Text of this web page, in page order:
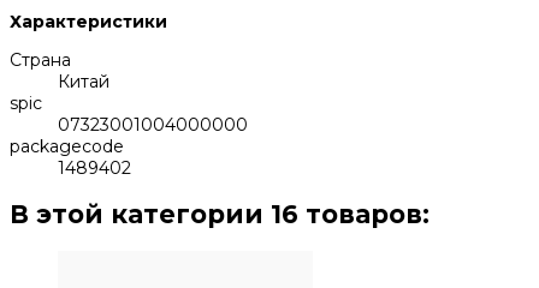
Характеристики
Страна
Китай
spic
07323001004000000
packagecode
1489402
В этой категории 16 товаров: